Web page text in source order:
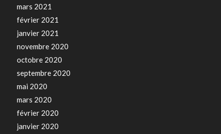
mars 2021
février 2021
janvier 2021
novembre 2020
octobre 2020
septembre 2020
mai 2020
mars 2020
février 2020
janvier 2020